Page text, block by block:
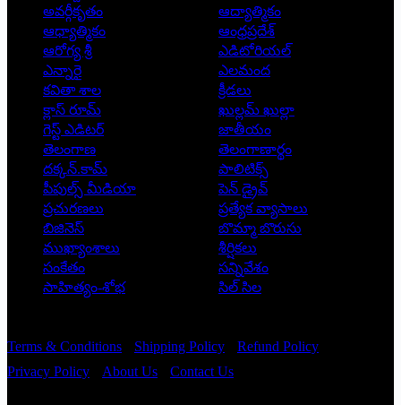
అవర్గీకృతం
ఆద్యాత్మికం
ఆధ్యాత్మికం
ఆంధ్రప్రదేశ్
ఆరోగ్య శ్రీ
ఎడిటోరియల్
ఎన్నారై
ఎలమంద
కవితా శాల
క్రీడలు
క్లాస్ రూమ్
ఖుల్లమ్ ఖుల్లా
గెస్ట్ ఎడిటర్
జాతీయం
తెలంగాణ
తెలంగాణార్థం
దక్కన్.కామ్
పాలిటిక్స్
పీపుల్స్ ‌మీడియా
పెన్ డ్రైవ్
ప్రచురణలు
ప్రత్యేక వ్యాసాలు
బిజినెస్
బొమ్మా బొరుసు
ముఖ్యాంశాలు
శీర్షికలు
సంకేతం
సన్నివేశం
సాహిత్యం-శోభ
సిల్ సిల
Terms & Conditions Shipping Policy
Refund Policy
Privacy Policy
About Us Contact Us